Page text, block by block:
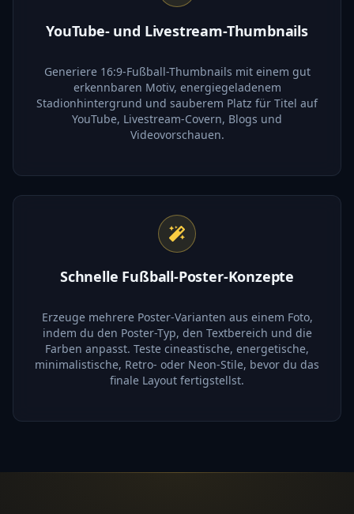
YouTube- und Livestream-Thumbnails
Generiere 16:9-Fußball-Thumbnails mit einem gut
erkennbaren Motiv, energiegeladenem
Stadionhintergrund und sauberem Platz für Titel auf
YouTube, Livestream-Covern, Blogs und
Videovorschauen.
Schnelle Fußball-Poster-Konzepte
Erzeuge mehrere Poster-Varianten aus einem Foto,
indem du den Poster-Typ, den Textbereich und die
Farben anpasst. Teste cineastische, energetische,
minimalistische, Retro- oder Neon-Stile, bevor du das
finale Layout fertigstellst.